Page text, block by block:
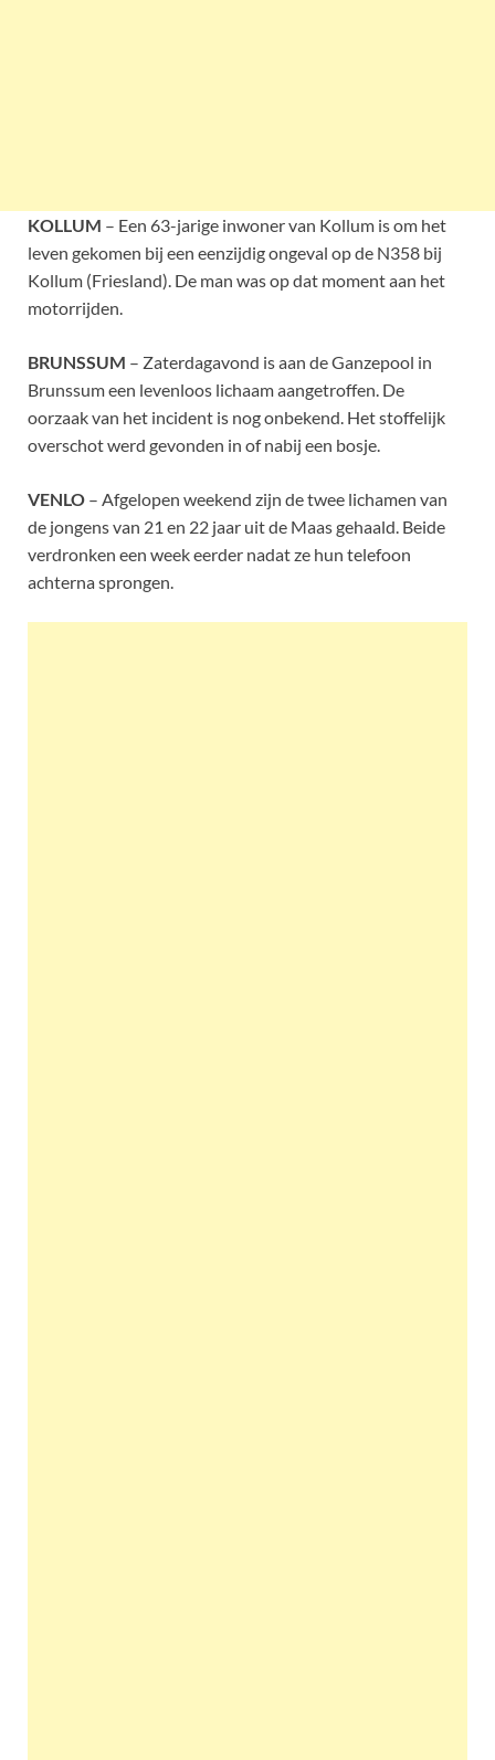
KOLLUM – Een 63-jarige inwoner van Kollum is om het
leven gekomen bij een eenzijdig ongeval op de N358 bij
Kollum (Friesland). De man was op dat moment aan het
motorrijden.
BRUNSSUM – Zaterdagavond is aan de Ganzepool in
Brunssum een levenloos lichaam aangetroffen. De
oorzaak van het incident is nog onbekend. Het stoffelijk
overschot werd gevonden in of nabij een bosje.
VENLO – Afgelopen weekend zijn de twee lichamen van
de jongens van 21 en 22 jaar uit de Maas gehaald. Beide
verdronken een week eerder nadat ze hun telefoon
achterna sprongen.